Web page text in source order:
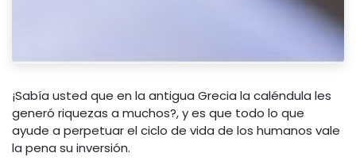
¡Sabía usted que en la antigua Grecia la caléndula les
generó riquezas a muchos?, y es que todo lo que
ayude a perpetuar el ciclo de vida de los humanos vale
la pena su inversión.